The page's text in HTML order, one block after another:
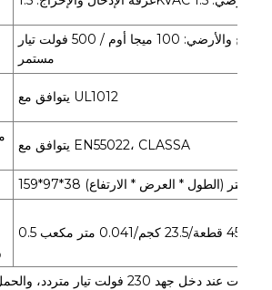
بين الإدخال والإخراج، الإدخال والأرضي، الإخراج والأرضي: 100 ميجا أوم / 500 فولت تيار
مستمر
يتوافق مع UL1012
يتوافق مع EN55022، CLASSA
مللي متر (الطول * العرض * الارتفاع)
ما لم ينص على خلاف ذلك، يتم قياس جميع المعلمات عند دخل جهد 230 فولت